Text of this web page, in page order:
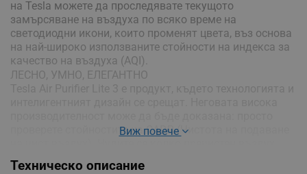
на Tesla можете да проследявате текущото
замърсяване на въздуха по всяко време на
светодиодни икони, които променят цвета, въз основа
на най-широко използваните стойности на индекса за
качество на въздуха (AQI).
ЛЕСНО, УМНО, ЕЛЕГАНТНО
проверете стойностите на CADR (Чистота на подаване
Виж повече
Техническо описание